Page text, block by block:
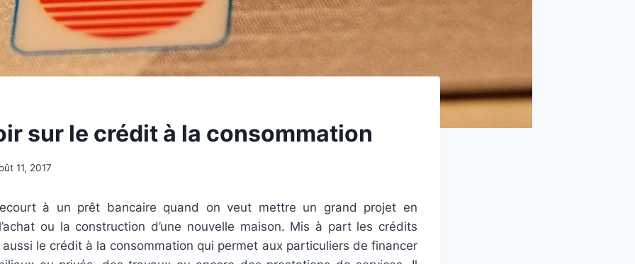
sur le crédit à la consommation
11, 2017
à un prêt bancaire quand on veut mettre un grand projet en
ou la construction d’une nouvelle maison. Mis à part les crédits
le crédit à la consommation qui permet aux particuliers de financer